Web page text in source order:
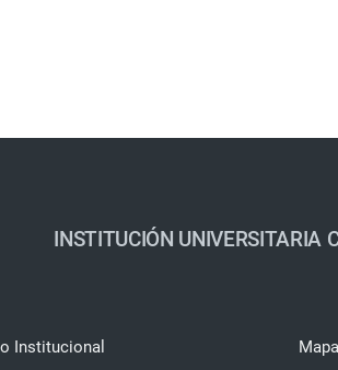
INSTITUCIÓN UNIVERSITARIA
Institucional